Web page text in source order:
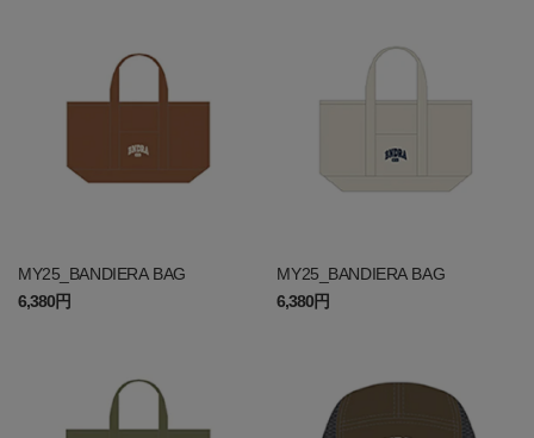
MY25_BANDIERA BAG
6,380円
MY25_BANDIERA BAG
6,380円